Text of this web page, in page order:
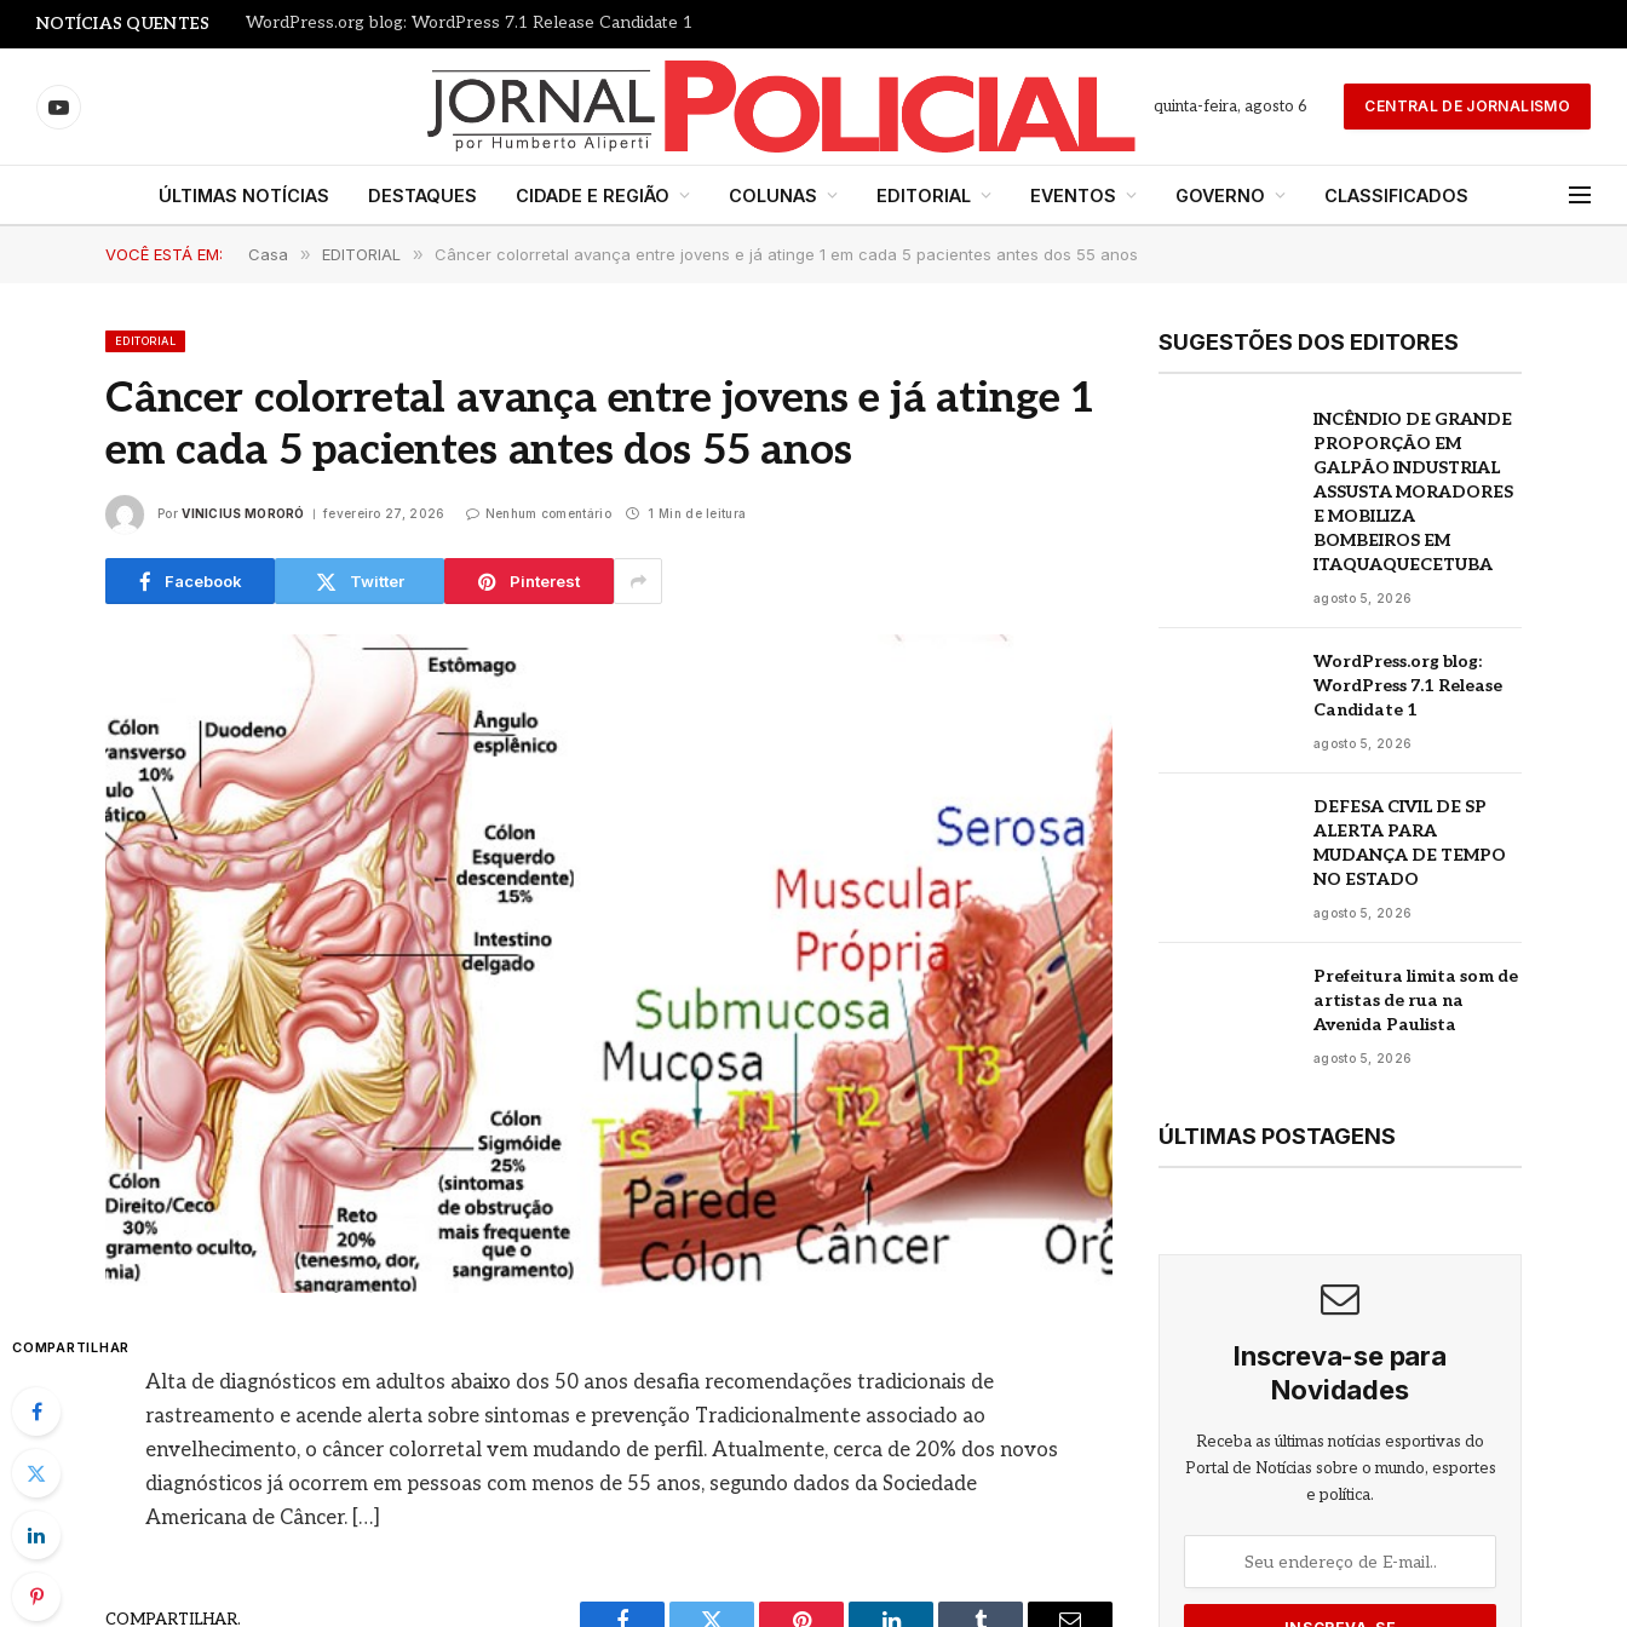
NOTÍCIAS QUENTES WordPress.org blog: WordPress 7.1 Release Candidate 1
YouTube
quinta-feira, agosto 6 CENTRAL DE JORNALISMO
ÚLTIMAS NOTÍCIAS DESTAQUES CIDADE E REGIÃO COLUNAS EDITORIAL EVENTOS GOVERNO CLASSIFICADOS
VOCÊ ESTÁ EM: Casa » EDITORIAL » Câncer colorretal avança entre jovens e já atinge 1 em cada 5 pacientes antes dos 55 anos
EDITORIAL
Câncer colorretal avança entre jovens e já atinge 1
em cada 5 pacientes antes dos 55 anos
Por VINICIUS MORORÓ fevereiro 27, 2026 Nenhum comentário 1 Min de leitura
Facebook Twitter Pinterest
COMPARTILHAR
Alta de diagnósticos em adultos abaixo dos 50 anos desafia recomendações tradicionais de
rastreamento e acende alerta sobre sintomas e prevenção Tradicionalmente associado ao
envelhecimento, o câncer colorretal vem mudando de perfil. Atualmente, cerca de 20% dos novos
diagnósticos já ocorrem em pessoas com menos de 55 anos, segundo dados da Sociedade
Americana de Câncer. […]
COMPARTILHAR.
SUGESTÕES DOS EDITORES
INCÊNDIO DE GRANDE
PROPORÇÃO EM
GALPÃO INDUSTRIAL
ASSUSTA MORADORES
E MOBILIZA
BOMBEIROS EM
ITAQUAQUECETUBA
agosto 5, 2026
WordPress.org blog:
WordPress 7.1 Release
Candidate 1
agosto 5, 2026
DEFESA CIVIL DE SP
ALERTA PARA
MUDANÇA DE TEMPO
NO ESTADO
agosto 5, 2026
Prefeitura limita som de
artistas de rua na
Avenida Paulista
agosto 5, 2026
ÚLTIMAS POSTAGENS
Inscreva-se para
Novidades
Receba as últimas notícias esportivas do
Portal de Notícias sobre o mundo, esportes
e política.